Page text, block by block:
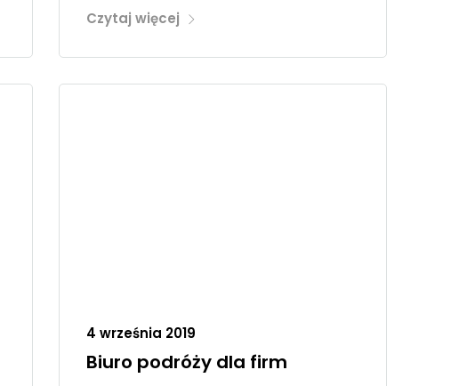
Czytaj więcej
4 września 2019
Biuro podróży dla firm